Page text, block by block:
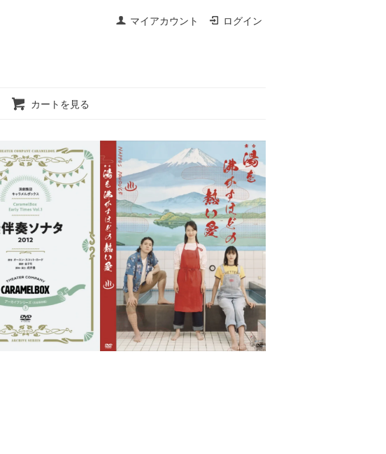
マイアカウント ログイン
カートを見る